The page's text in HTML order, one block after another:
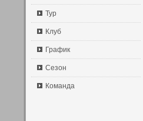
Тур
Клуб
График
Сезон
Команда